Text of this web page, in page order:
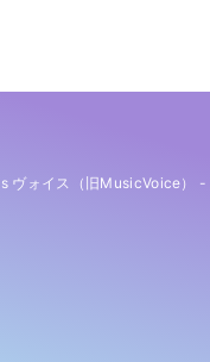
ォイス（旧MusicVoice） -